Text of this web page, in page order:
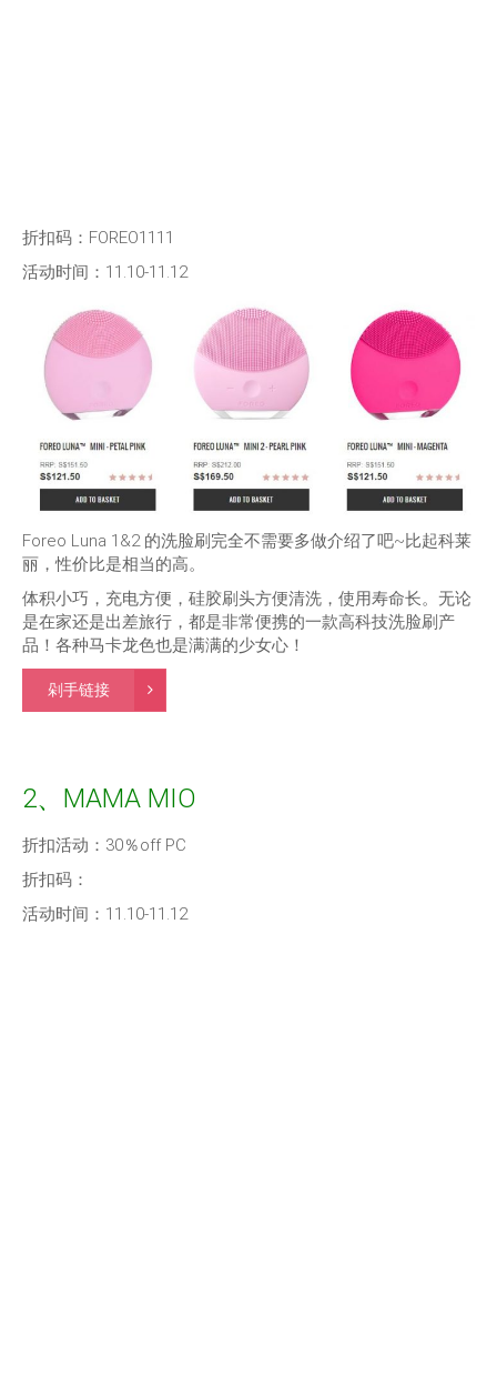
折扣码：FOREO1111
活动时间：11.10-11.12
Foreo Luna 1&2 的洗脸刷完全不需要多做介绍了吧~比起科莱
丽，性价比是相当的高。
体积小巧，充电方便，硅胶刷头方便清洗，使用寿命长。无论
是在家还是出差旅行，都是非常便携的一款高科技洗脸刷产
品！各种马卡龙色也是满满的少女心！
剁手链接
2、MAMA MIO
折扣活动：30％off PC
折扣码：
活动时间：11.10-11.12